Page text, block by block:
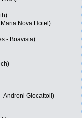
Nova Hotel)
- Boavista)
Androni Giocattoli)